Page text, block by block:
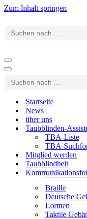
Zum Inhalt springen
Suchen
nach …
Navigationsmenü
Navigationsmenü
Suchen
nach …
Startseite
News
über uns
Taubblinden-
TBA-Liste
TBA-
Mitglied werden
Taubblindheit
Braille
Deutsche
Lormen
Taktile